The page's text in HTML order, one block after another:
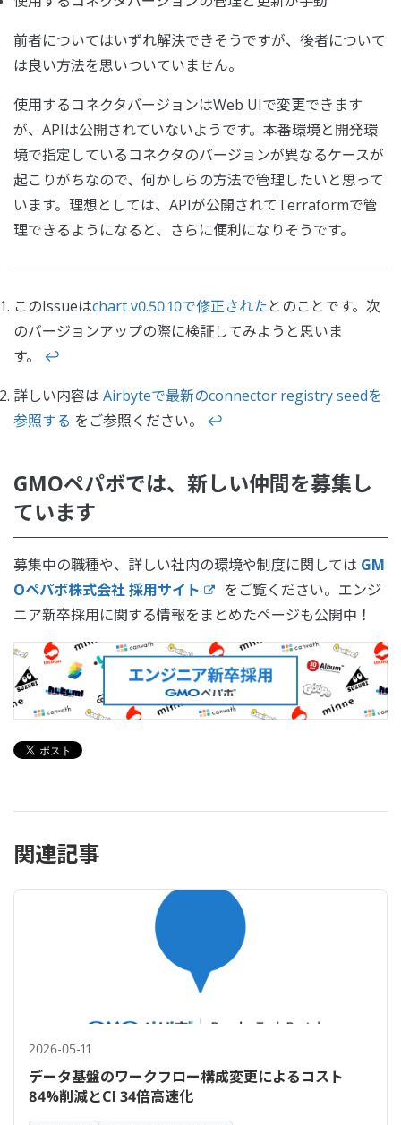
前者についてはいずれ解決できそうですが、後者について
は良い方法を思いついていません。
使用するコネクタバージョンはWeb UIで変更できます
が、APIは公開されていないようです。本番環境と開発環
境で指定しているコネクタのバージョンが異なるケースが
起こりがちなので、何かしらの方法で管理したいと思って
います。理想としては、APIが公開されてTerraformで管
理できるようになると、さらに便利になりそうです。
このIssueはchart v0.50.10で修正されたとのことです。次
のバージョンアップの際に検証してみようと思いま
す。 ↩
詳しい内容は Airbyteで最新のconnector registry seedを
参照する をご参照ください。 ↩
GMOペパボでは、新しい仲間を募集し
ています
募集中の職種や、詳しい社内の環境や制度に関しては GM
Oペパボ株式会社 採用サイト
をご覧ください。エンジ
ニア新卒採用に関する情報をまとめたページも公開中！
関連記事
2026-05-11
データ基盤のワークフロー構成変更によるコスト
84%削減とCI 34倍高速化